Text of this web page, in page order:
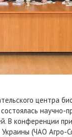
центра
В конференции
(ЧАО